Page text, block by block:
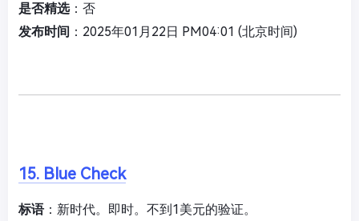
是否精选：否
发布时间 ：2025年01月22日 PM04:01 (北京时间)
15. Blue Check
标语：新时代。即时。不到1美元的验证。